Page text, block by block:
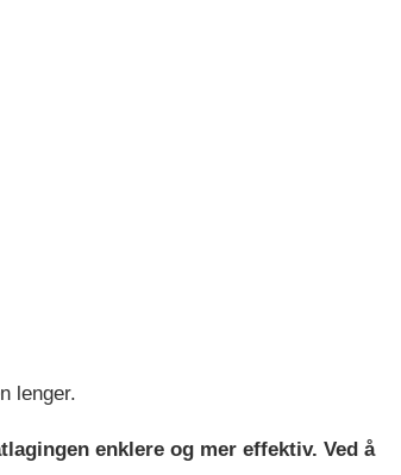
lenger.
enklere og mer effektiv. Ved å